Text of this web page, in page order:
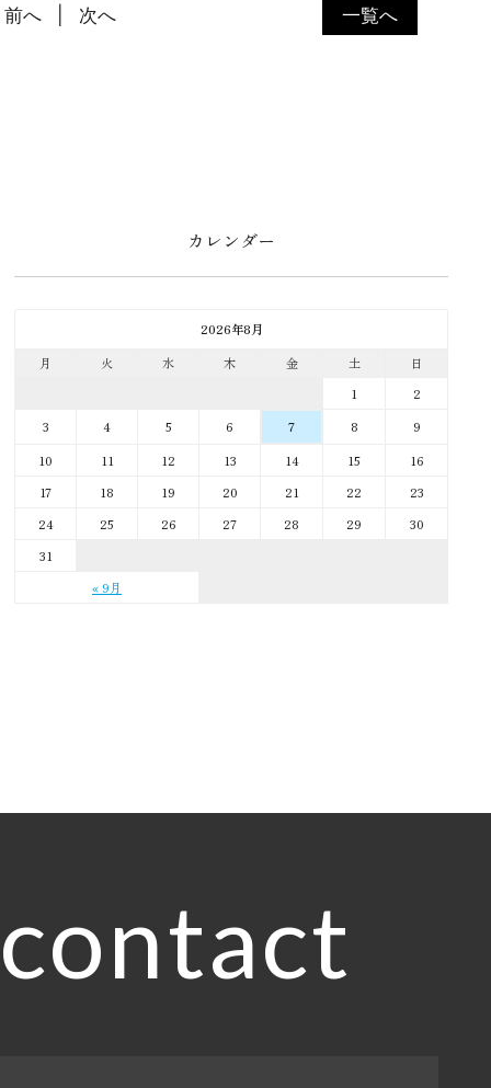
一覧へ
前へ 次へ
カレンダー
2026年8月
月
火 水 木 金 土 日
« 9月
1
2
3
4 5 6 7 8
9
10
11 12 13 14 15
16
17
18 19 20 21 22
23
24
25 26 27 28 29
30
31
contact